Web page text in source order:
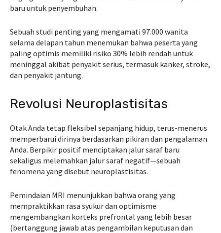
baru untuk penyembuhan.
Sebuah studi penting yang mengamati 97.000 wanita
selama delapan tahun menemukan bahwa peserta yang
paling optimis memiliki risiko 30% lebih rendah untuk
meninggal akibat penyakit serius, termasuk kanker, stroke,
dan penyakit jantung.
Revolusi Neuroplastisitas
Otak Anda tetap fleksibel sepanjang hidup, terus-menerus
memperbarui dirinya berdasarkan pikiran dan pengalaman
Anda. Berpikir positif menciptakan jalur saraf baru
sekaligus melemahkan jalur saraf negatif—sebuah
fenomena yang disebut neuroplastisitas.
Pemindaian MRI menunjukkan bahwa orang yang
mempraktikkan rasa syukur dan optimisme
mengembangkan korteks prefrontal yang lebih besar
(bertanggung jawab atas pengambilan keputusan dan